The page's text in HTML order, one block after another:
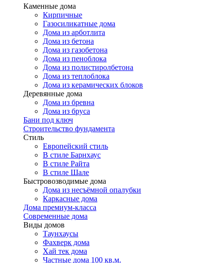
Каменные дома
Кирпичные
Газосиликатные дома
Дома из арботлита
Дома из бетона
Дома из газобетона
Дома из пеноблока
Дома из полистиролбетона
Дома из теплоблока
Дома из керамических блоков
Деревянные дома
Дома из бревна
Дома из бруса
Бани под ключ
Строительство фундамента
Стиль
Европейский стиль
В стиле Барнхаус
В стиле Райта
В стиле Шале
Быстровозводимые дома
Дома из несъёмной опалубки
Каркасные дома
Дома премиум-класса
Современные дома
Виды домов
Таунхаусы
Фахверк дома
Хай тек дома
Частные дома 100 кв.м.